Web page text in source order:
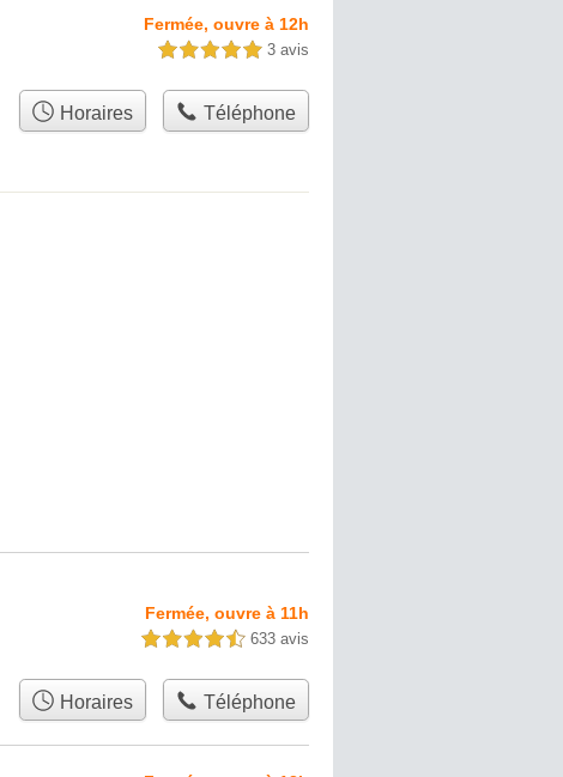
Fermée, ouvre à 12h
5,0 étoiles sur 5 3 avis
Horaires Téléphone
Fermée, ouvre à 11h
4,5 étoiles sur 5 633 avis
Horaires Téléphone